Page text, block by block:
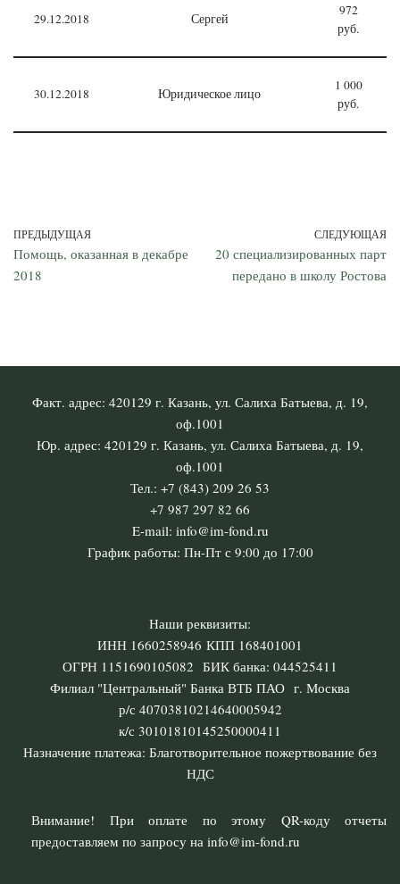
29.12.2018 Сергей
972
руб.
30.12.2018 Юридическое лицо
1 000
руб.
ПРЕДЫДУЩАЯ
Помощь, оказанная в декабре
2018
СЛЕДУЮЩАЯ
20 специализированных парт
передано в школу Ростова
Факт. адрес: 420129 г. Казань, ул. Салиха Батыева, д. 19,
оф.1001
Юр. адрес: 420129 г. Казань, ул. Салиха Батыева, д. 19,
оф.1001
Тел.: +7 (843) 209 26 53
+7 987 297 82 66
E-mail: info@im-fond.ru
График работы: Пн-Пт с 9:00 до 17:00
Наши реквизиты:
ИНН 1660258946 КПП 168401001
ОГРН 1151690105082 БИК банка: 044525411
Филиал "Центральный" Банка ВТБ ПАО г. Москва
р/с 40703810214640005942
к/с 30101810145250000411
Назначение платежа: Благотворительное пожертвование без
НДС
Внимание! При оплате по этому QR-коду отчеты
предоставляем по запросу на info@im-fond.ru